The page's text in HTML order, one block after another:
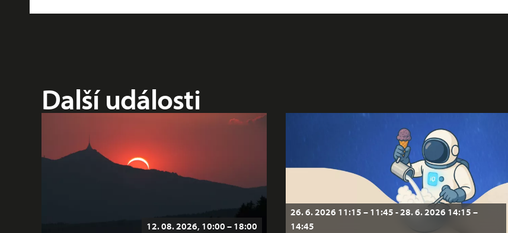
Další události
12. 08. 2026, 10:00 – 18:00
26. 6. 2026 11:15 – 11:45 - 28. 6. 2026 14:15 –
14:45